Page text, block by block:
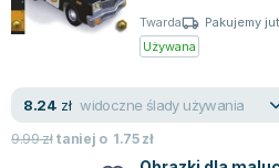
Jarosław Sokołowski
Piotr Semka
Jarosław Iwaszkiewicz
Joseph Murphy
Twarda
Pakujemy
Używana
8.24 zł widoczne ślady używania
9.99złtaniej o 1.75zł